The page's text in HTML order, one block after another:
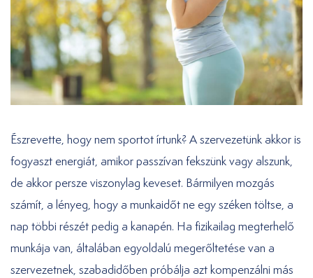
Észrevette, hogy nem sportot írtunk? A szervezetünk akkor is
fogyaszt energiát, amikor passzívan fekszünk vagy alszunk,
de akkor persze viszonylag keveset. Bármilyen mozgás
számít, a lényeg, hogy a munkaidőt ne egy széken töltse, a
nap többi részét pedig a kanapén. Ha fizikailag megterhelő
munkája van, általában egyoldalú megerőltetése van a
szervezetnek, szabadidőben próbálja azt kompenzálni más